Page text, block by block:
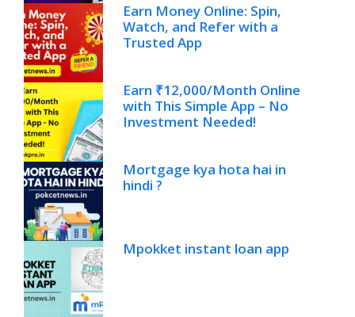
Earn Money Online: Spin,
Watch, and Refer with a
Trusted App
Earn ₹12,000/Month Online
with This Simple App – No
Investment Needed!
Mortgage kya hota hai in
hindi ?
Mpokket instant loan app